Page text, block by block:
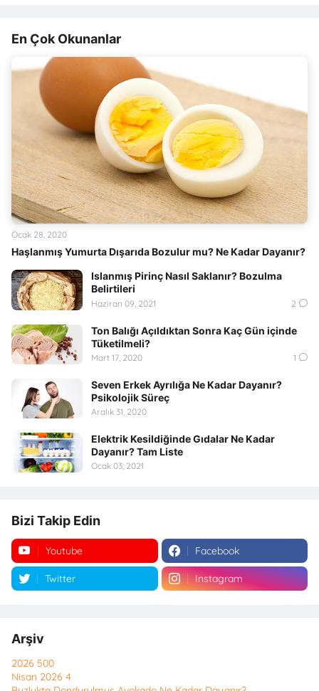
En Çok Okunanlar
Haşlanmış Yumurta Dışarıda Bozulur mu? Ne Kadar Dayanır?
Ocak 28, 2020
Islanmış Pirinç Nasıl Saklanır? Bozulma
Belirtileri
Haziran 09, 2021 2
Ton Balığı Açıldıktan Sonra Kaç Gün içinde
Tüketilmeli?
Mart 17, 2020 1
Seven Erkek Ayrılığa Ne Kadar Dayanır?
Psikolojik Süreç
Aralık 31, 2020
Elektrik Kesildiğinde Gıdalar Ne Kadar
Dayanır? Tam Liste
Ocak 03, 2021
Bizi Takip Edin
Youtube Facebook
Twitter Instagram
Arşiv
2026 500
Nisan 2026 4